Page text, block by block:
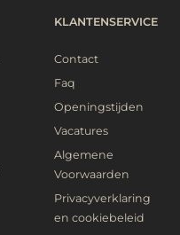
KLANTENSERVICE
Contact
Faq
Openingstijden
Vacatures
Algemene
Voorwaarden
Privacyverklaring
en cookiebeleid